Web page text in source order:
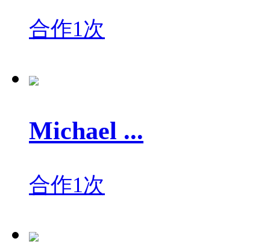
合作1次
Michael ...
合作1次